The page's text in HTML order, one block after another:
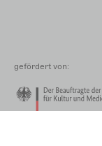
gefördert von: